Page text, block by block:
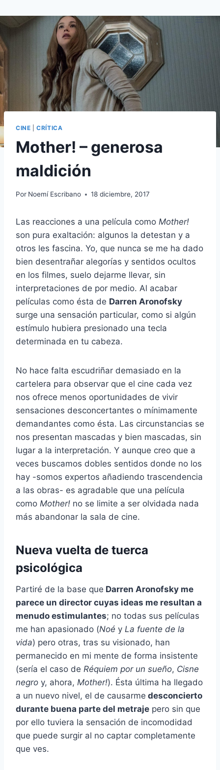
CINE |CRÍTICA
Mother! – generosa
maldición
Por Noemí Escribano 18 diciembre, 2017
Las reacciones a una película como Mother!
son pura exaltación: algunos la detestan y a
otros les fascina. Yo, que nunca se me ha dado
bien desentrañar alegorías y sentidos ocultos
en los filmes, suelo dejarme llevar, sin
interpretaciones de por medio. Al acabar
películas como ésta de Darren Aronofsky
surge una sensación particular, como si algún
estímulo hubiera presionado una tecla
determinada en tu cabeza.
No hace falta escudriñar demasiado en la
cartelera para observar que el cine cada vez
nos ofrece menos oportunidades de vivir
sensaciones desconcertantes o mínimamente
demandantes como ésta. Las circunstancias se
nos presentan mascadas y bien mascadas, sin
lugar a la interpretación. Y aunque creo que a
veces buscamos dobles sentidos donde no los
hay -somos expertos añadiendo trascendencia
a las obras- es agradable que una película
como Mother! no se limite a ser olvidada nada
más abandonar la sala de cine.
Nueva vuelta de tuerca
psicológica
Partiré de la base que Darren Aronofsky me
parece un director cuyas ideas me resultan a
menudo estimulantes; no todas sus películas
me han apasionado (Noé y La fuente de la
vida) pero otras, tras su visionado, han
permanecido en mi mente de forma insistente
(sería el caso de Réquiem por un sueño, Cisne
negro y, ahora, Mother!). Ésta última ha llegado
a un nuevo nivel, el de causarme desconcierto
durante buena parte del metraje pero sin que
por ello tuviera la sensación de incomodidad
que puede surgir al no captar completamente
que ves.